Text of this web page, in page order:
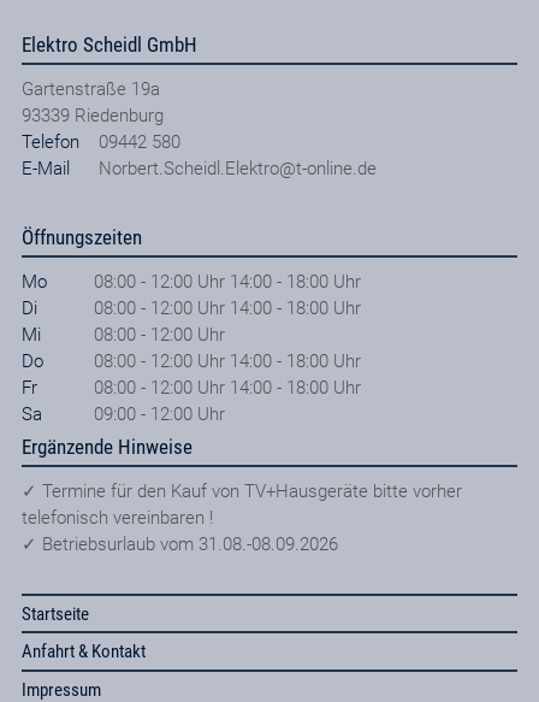
Elektro Scheidl GmbH
Gartenstraße 19a
93339 Riedenburg
Telefon
09442 580
E-Mail
Norbert.Scheidl.Elektro@t-online.de
Öffnungszeiten
Mo
08:00 - 12:00 Uhr 14:00 - 18:00 Uhr
Di
08:00 - 12:00 Uhr 14:00 - 18:00 Uhr
Mi
08:00 - 12:00 Uhr
Do
08:00 - 12:00 Uhr 14:00 - 18:00 Uhr
Fr
08:00 - 12:00 Uhr 14:00 - 18:00 Uhr
Sa
09:00 - 12:00 Uhr
Ergänzende Hinweise
✓ Termine für den Kauf von TV+Hausgeräte bitte vorher
telefonisch vereinbaren !
✓ Betriebsurlaub vom 31.08.-08.09.2026
Startseite
Anfahrt & Kontakt
Impressum